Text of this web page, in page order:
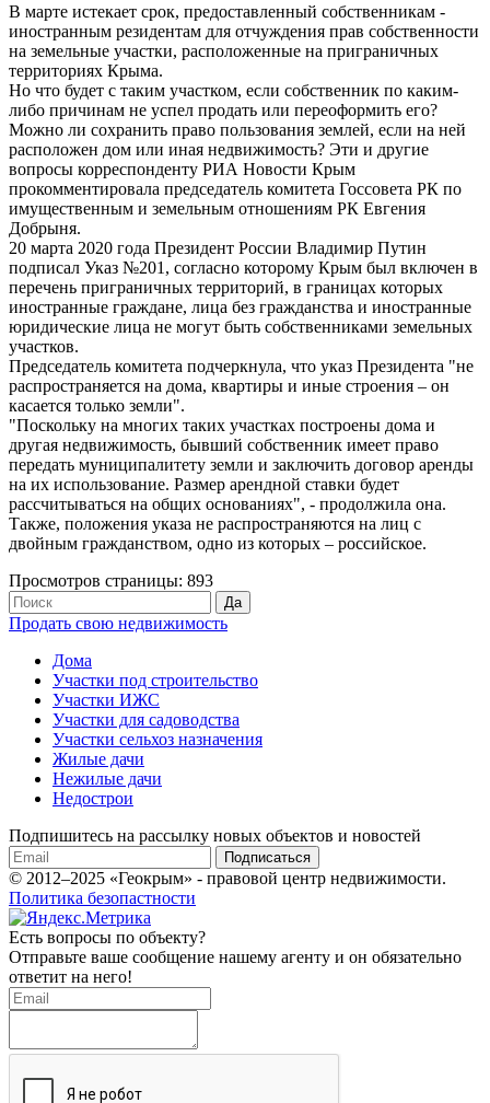
В марте истекает срок, предоставленный собственникам -
иностранным резидентам для отчуждения прав собственности
на земельные участки, расположенные на приграничных
территориях Крыма.
Но что будет с таким участком, если собственник по каким-
либо причинам не успел продать или переоформить его?
Можно ли сохранить право пользования землей, если на ней
расположен дом или иная недвижимость? Эти и другие
вопросы корреспонденту РИА Новости Крым
прокомментировала председатель комитета Госсовета РК по
имущественным и земельным отношениям РК Евгения
Добрыня.
20 марта 2020 года Президент России Владимир Путин
подписал Указ №201, согласно которому Крым был включен в
перечень приграничных территорий, в границах которых
иностранные граждане, лица без гражданства и иностранные
юридические лица не могут быть собственниками земельных
участков.
Председатель комитета подчеркнула, что указ Президента "не
распространяется на дома, квартиры и иные строения – он
касается только земли".
"Поскольку на многих таких участках построены дома и
другая недвижимость, бывший собственник имеет право
передать муниципалитету земли и заключить договор аренды
на их использование. Размер арендной ставки будет
рассчитываться на общих основаниях", - продолжила она.
Также, положения указа не распространяются на лиц с
двойным гражданством, одно из которых – российское.
Просмотров страницы: 893
Продать свою недвижимость
Дома
Участки под строительство
Участки ИЖС
Участки для садоводства
Участки сельхоз назначения
Жилые дачи
Нежилые дачи
Недострои
Подпишитесь на рассылку новых объектов и новостей
Подписаться
© 2012–2025 «Геокрым» - правовой центр недвижимости.
Политика безопастности
Есть вопросы по объекту?
Отправьте ваше сообщение нашему агенту и он обязательно
ответит на него!